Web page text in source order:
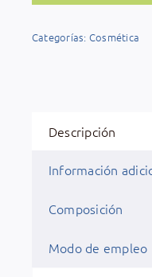
Categorías: Cosmética
Descripción
Información
Composición
Modo de empleo